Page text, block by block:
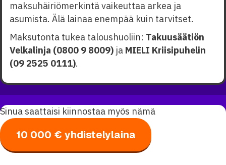
maksuhäiriömerkintä vaikeuttaa arkea ja
asumista. Älä lainaa enempää kuin tarvitset.
Maksutonta tukea taloushuoliin: Takuusäätiön
Velkalinja (0800 9 8009) ja MIELI Kriisipuhelin
(09 2525 0111).
Sinua saattaisi kiinnostaa myös nämä
10 000 € yhdistelylaina